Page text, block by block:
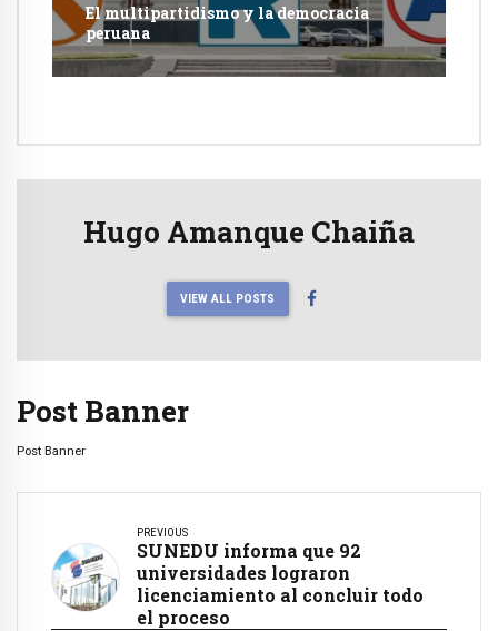
El multipartidismo y la democracia
peruana
Hugo Amanque Chaiña
VIEW ALL POSTS
Post Banner
Post Banner
PREVIOUS
SUNEDU informa que 92
universidades lograron
licenciamiento al concluir todo
el proceso